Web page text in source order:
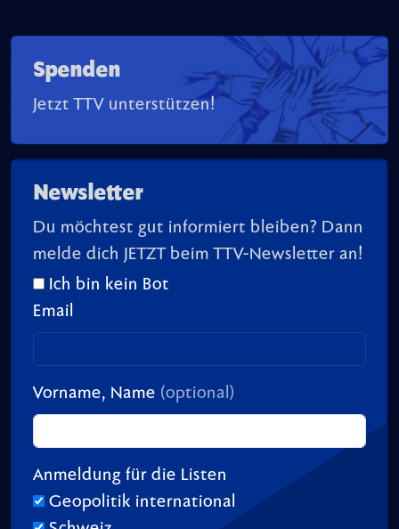
Spenden
Jetzt TTV unterstützen!
Newsletter
Du möchtest gut informiert bleiben? Dann
melde dich JETZT beim TTV-Newsletter an!
Ich bin kein Bot
Email
Vorname, Name (optional)
Anmeldung für die Listen
Geopolitik international